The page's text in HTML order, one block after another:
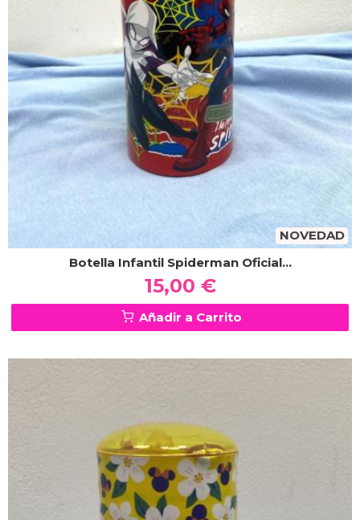
NOVEDAD
Botella Infantil Spiderman Oficial...
15,00 €
Añadir a Carrito